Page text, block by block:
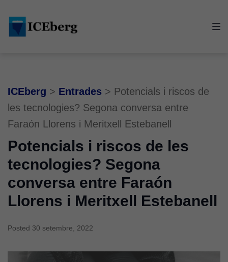
main
content
footer
ICEberg > Entrades > Potencials i riscos de
les tecnologies? Segona conversa entre
Faraón Llorens i Meritxell Estebanell
Potencials i riscos de les
tecnologies? Segona
conversa entre Faraón
Llorens i Meritxell Estebanell
Posted 30 setembre, 2022